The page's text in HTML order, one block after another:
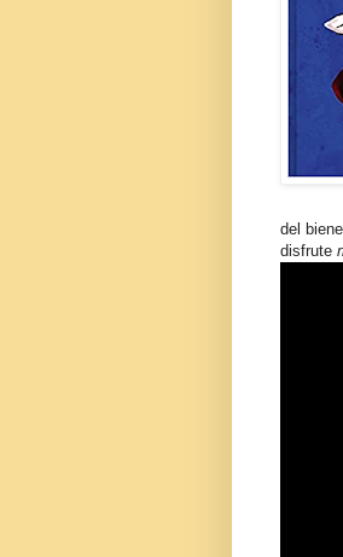
del
disfrute